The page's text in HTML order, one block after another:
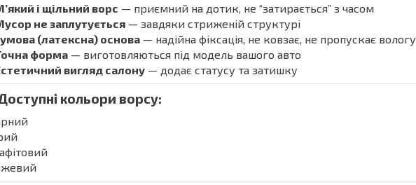
і щільний ворс — приємний на дотик, не “затирається” з часом
не заплутується — завдяки стриженій структурі
(латексна) основа — надійна фіксація, не ковзає, не пропускає вологу
форма — виготовляються під модель вашого авто
вигляд салону — додає статусу та затишку
кольори ворсу: